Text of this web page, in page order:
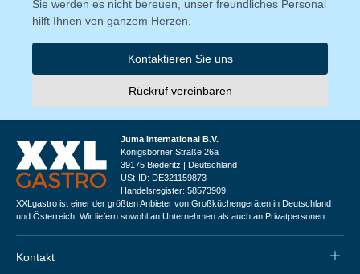
Sie werden es nicht bereuen, unser freundliches Personal
hilft Ihnen von ganzem Herzen.
Kontaktieren Sie uns
Rückruf vereinbaren
Juma International B.V.
Königsborner Straße 26a
39175 Biederitz | Deutschland
USt-ID: DE321159873
Handelsregister: 58573909
XXLgastro ist einer der größten Anbieter von Großküchengeräten in Deutschland
und Österreich. Wir liefern sowohl an Unternehmen als auch an Privatpersonen.
Kontakt